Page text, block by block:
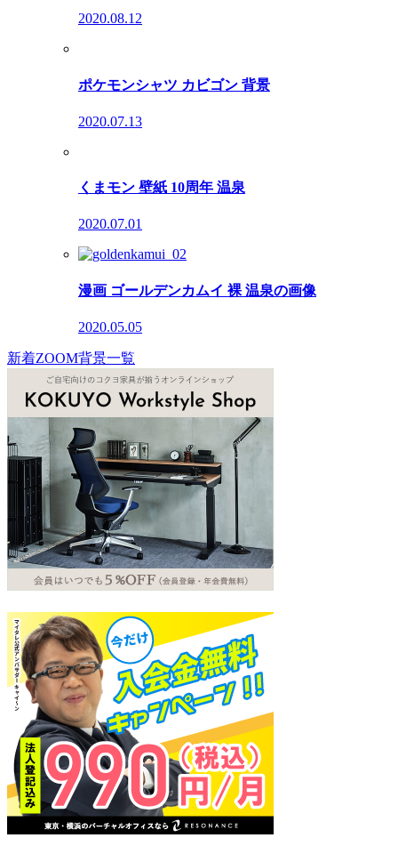
2020.08.12
ポケモンシャツ カビゴン 背景
2020.07.13
くまモン 壁紙 10周年 温泉
2020.07.01
漫画 ゴールデンカムイ 裸 温泉の画像
2020.05.05
新着ZOOM背景一覧